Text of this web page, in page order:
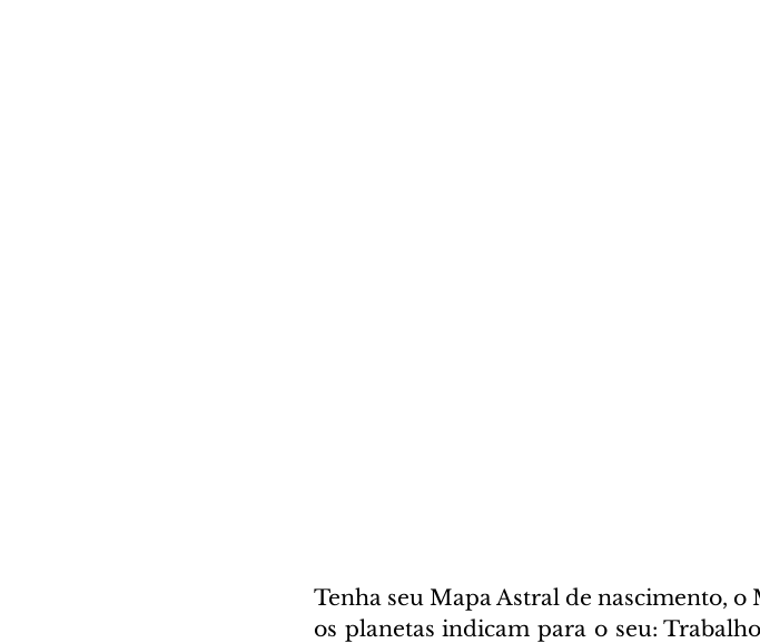
Tenha seu Mapa Astral de nascimento, o
os planetas indicam para o seu: